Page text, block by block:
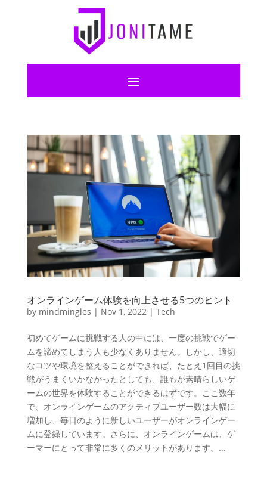
オンラインゲーム体験を向上させる5つのヒント
by mindmingles | Nov 1, 2022| Tech
初めてゲームに挑戦する人の中には、一度の挑戦でゲー
ムを諦めてしまう人も少なくありません。しかし、適切
なコツや環境を整えることができれば、たとえ1回目の挑
戦がうまくいかなかったとしても、誰もが素晴らしいゲ
ームの世界を体験することができるはずです。ここ数年
で、オンラインゲームのアクティブユーザー数は大幅に
増加し、毎日のように新しいユーザーがオンラインゲー
ムに登録しています。さらに、オンラインゲームは、ゲ
ーマーにとって非常に多くのメリットがあります。...